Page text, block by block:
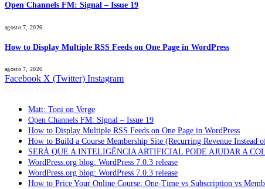
Open Channels FM: Signal – Issue 19
agosto 7, 2026
How to Display Multiple RSS Feeds on One Page in WordPress
agosto 7, 2026
Facebook X (Twitter) Instagram
Matt: Toni on Verge
Open Channels FM: Signal – Issue 19
How to Display Multiple RSS Feeds on One Page in WordPress
How to Build a Course Membership Site (Recurring Revenue Instead
SERÁ QUE A INTELIGÊNCIA ARTIFICIAL PODE AJUDAR A
WordPress.org blog: WordPress 7.0.3 release
WordPress.org blog: WordPress 7.0.3 release
How to Price Your Online Course: One-Time vs Subscription vs